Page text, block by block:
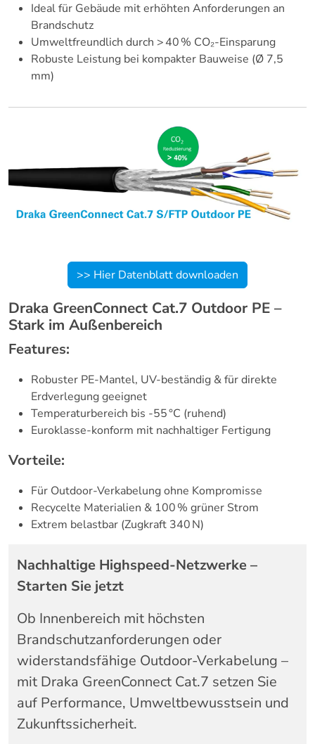
Ideal für Gebäude mit erhöhten Anforderungen an
Brandschutz
Umweltfreundlich durch > 40 % CO₂-Einsparung
Robuste Leistung bei kompakter Bauweise (Ø 7,5
mm)
>> Hier Datenblatt downloaden
Draka GreenConnect Cat.7 Outdoor PE –
Stark im Außenbereich
Features:
Robuster PE-Mantel, UV-beständig & für direkte
Erdverlegung geeignet
Temperaturbereich bis -55 °C (ruhend)
Euroklasse-konform mit nachhaltiger Fertigung
Vorteile:
Für Outdoor-Verkabelung ohne Kompromisse
Recycelte Materialien & 100 % grüner Strom
Extrem belastbar (Zugkraft 340 N)
Nachhaltige Highspeed-Netzwerke –
Starten Sie jetzt
Ob Innenbereich mit höchsten
Brandschutzanforderungen oder
widerstandsfähige Outdoor-Verkabelung –
mit Draka GreenConnect Cat.7 setzen Sie
auf Performance, Umweltbewusstsein und
Zukunftssicherheit.